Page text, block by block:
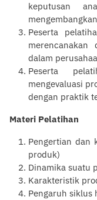
keputusan
Peserta
dalam
Peserta
mengevaluasi
dengan praktik
Materi Pelatihan
Pengertian dan
produk)
Dinamika suatu
Karakteristik
Pengaruh